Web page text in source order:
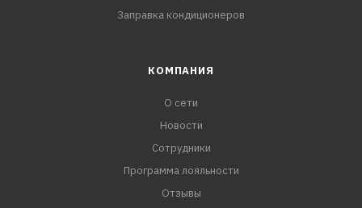
Заправка кондиционеров
КОМПАНИЯ
О сети
Новости
Сотрудники
Программа лояльности
Отзывы